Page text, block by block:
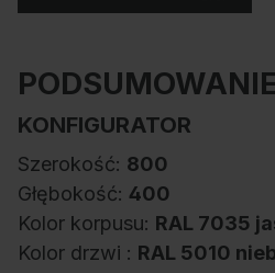
PODSUMOWANIE
KONFIGURATOR
Szerokość: 800
Głębokość: 400
Kolor korpusu: RAL 7035
Kolor drzwi : RAL 5010